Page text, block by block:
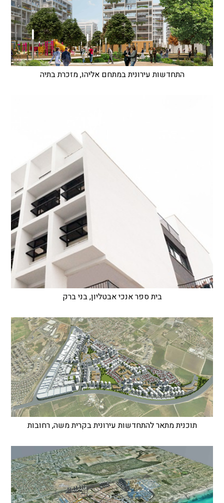
התחדשות עירונית במתחם אליהו, מזכרת בתיה
בית ספר אנכי אבטליון, בני ברק
תוכנית מתאר להתחדשות עירונית בקרית משה, רחובות